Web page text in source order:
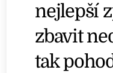
nejlepší
zbavit
tak